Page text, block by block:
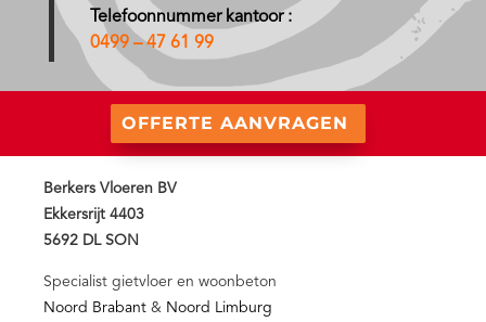
Telefoonnummer kantoor :
0499 – 47 61 99
OFFERTE AANVRAGEN
Berkers Vloeren BV
Ekkersrijt 4403
5692 DL SON
Specialist gietvloer en woonbeton
Noord Brabant & Noord Limburg